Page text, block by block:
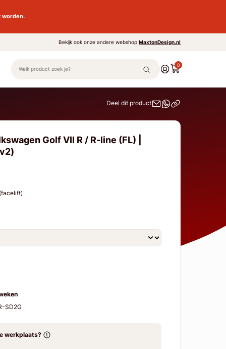
worden.
Bekijk ook onze andere webshopMaxtonDesign.nl
0
Deel dit product
Golf VII R / R-line (FL) |
SD2G
werkplaats?